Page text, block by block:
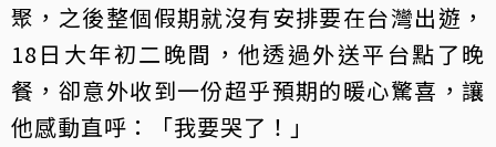
聚，之後整個假期就沒有安排要在台灣出遊，
18日大年初二晚間，他透過外送平台點了晚
餐，卻意外收到一份超乎預期的暖心驚喜，讓
他感動直呼：「我要哭了！」